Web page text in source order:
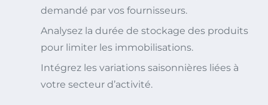
demandé par vos fournisseurs.
Analysez la durée de stockage des produits
pour limiter les immobilisations.
Intégrez les variations saisonnières liées à
votre secteur d’activité.